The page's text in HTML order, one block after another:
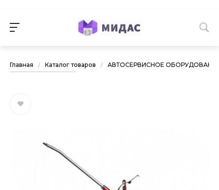
Главная / Каталог товаров / АВТОСЕРВИСНОЕ